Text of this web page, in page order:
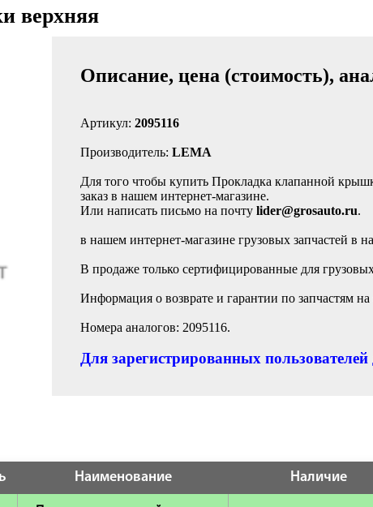
верхняя
Описание, цена (стоимость),
Артикул: 2095116
Производитель: LEMA
Для того чтобы купить Прокладка клапанной
заказ в нашем интернет-магазине.
Или написать письмо на почту lider@grosauto.ru.
в нашем интернет-магазине грузовых запчастей в
В продаже только сертифицированные для
Информация о возврате и гарантии по запчастям на
Номера аналогов: 2095116.
Для зарегистрированных
Наименование Наличие